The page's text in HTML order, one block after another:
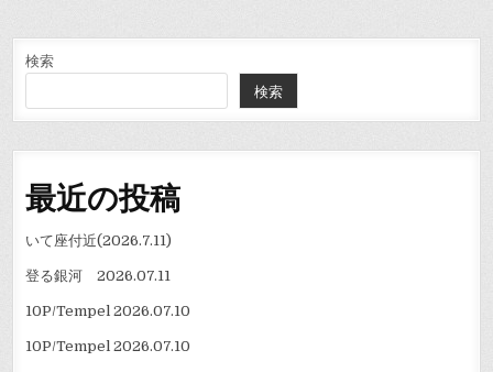
ゲ
ー
シ
ョ
ン
検索
検索
最近の投稿
いて座付近(2026.7.11)
登る銀河 2026.07.11
10P/Tempel 2026.07.10
10P/Tempel 2026.07.10